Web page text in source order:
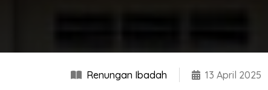
Renungan Ibadah 13 April 2025